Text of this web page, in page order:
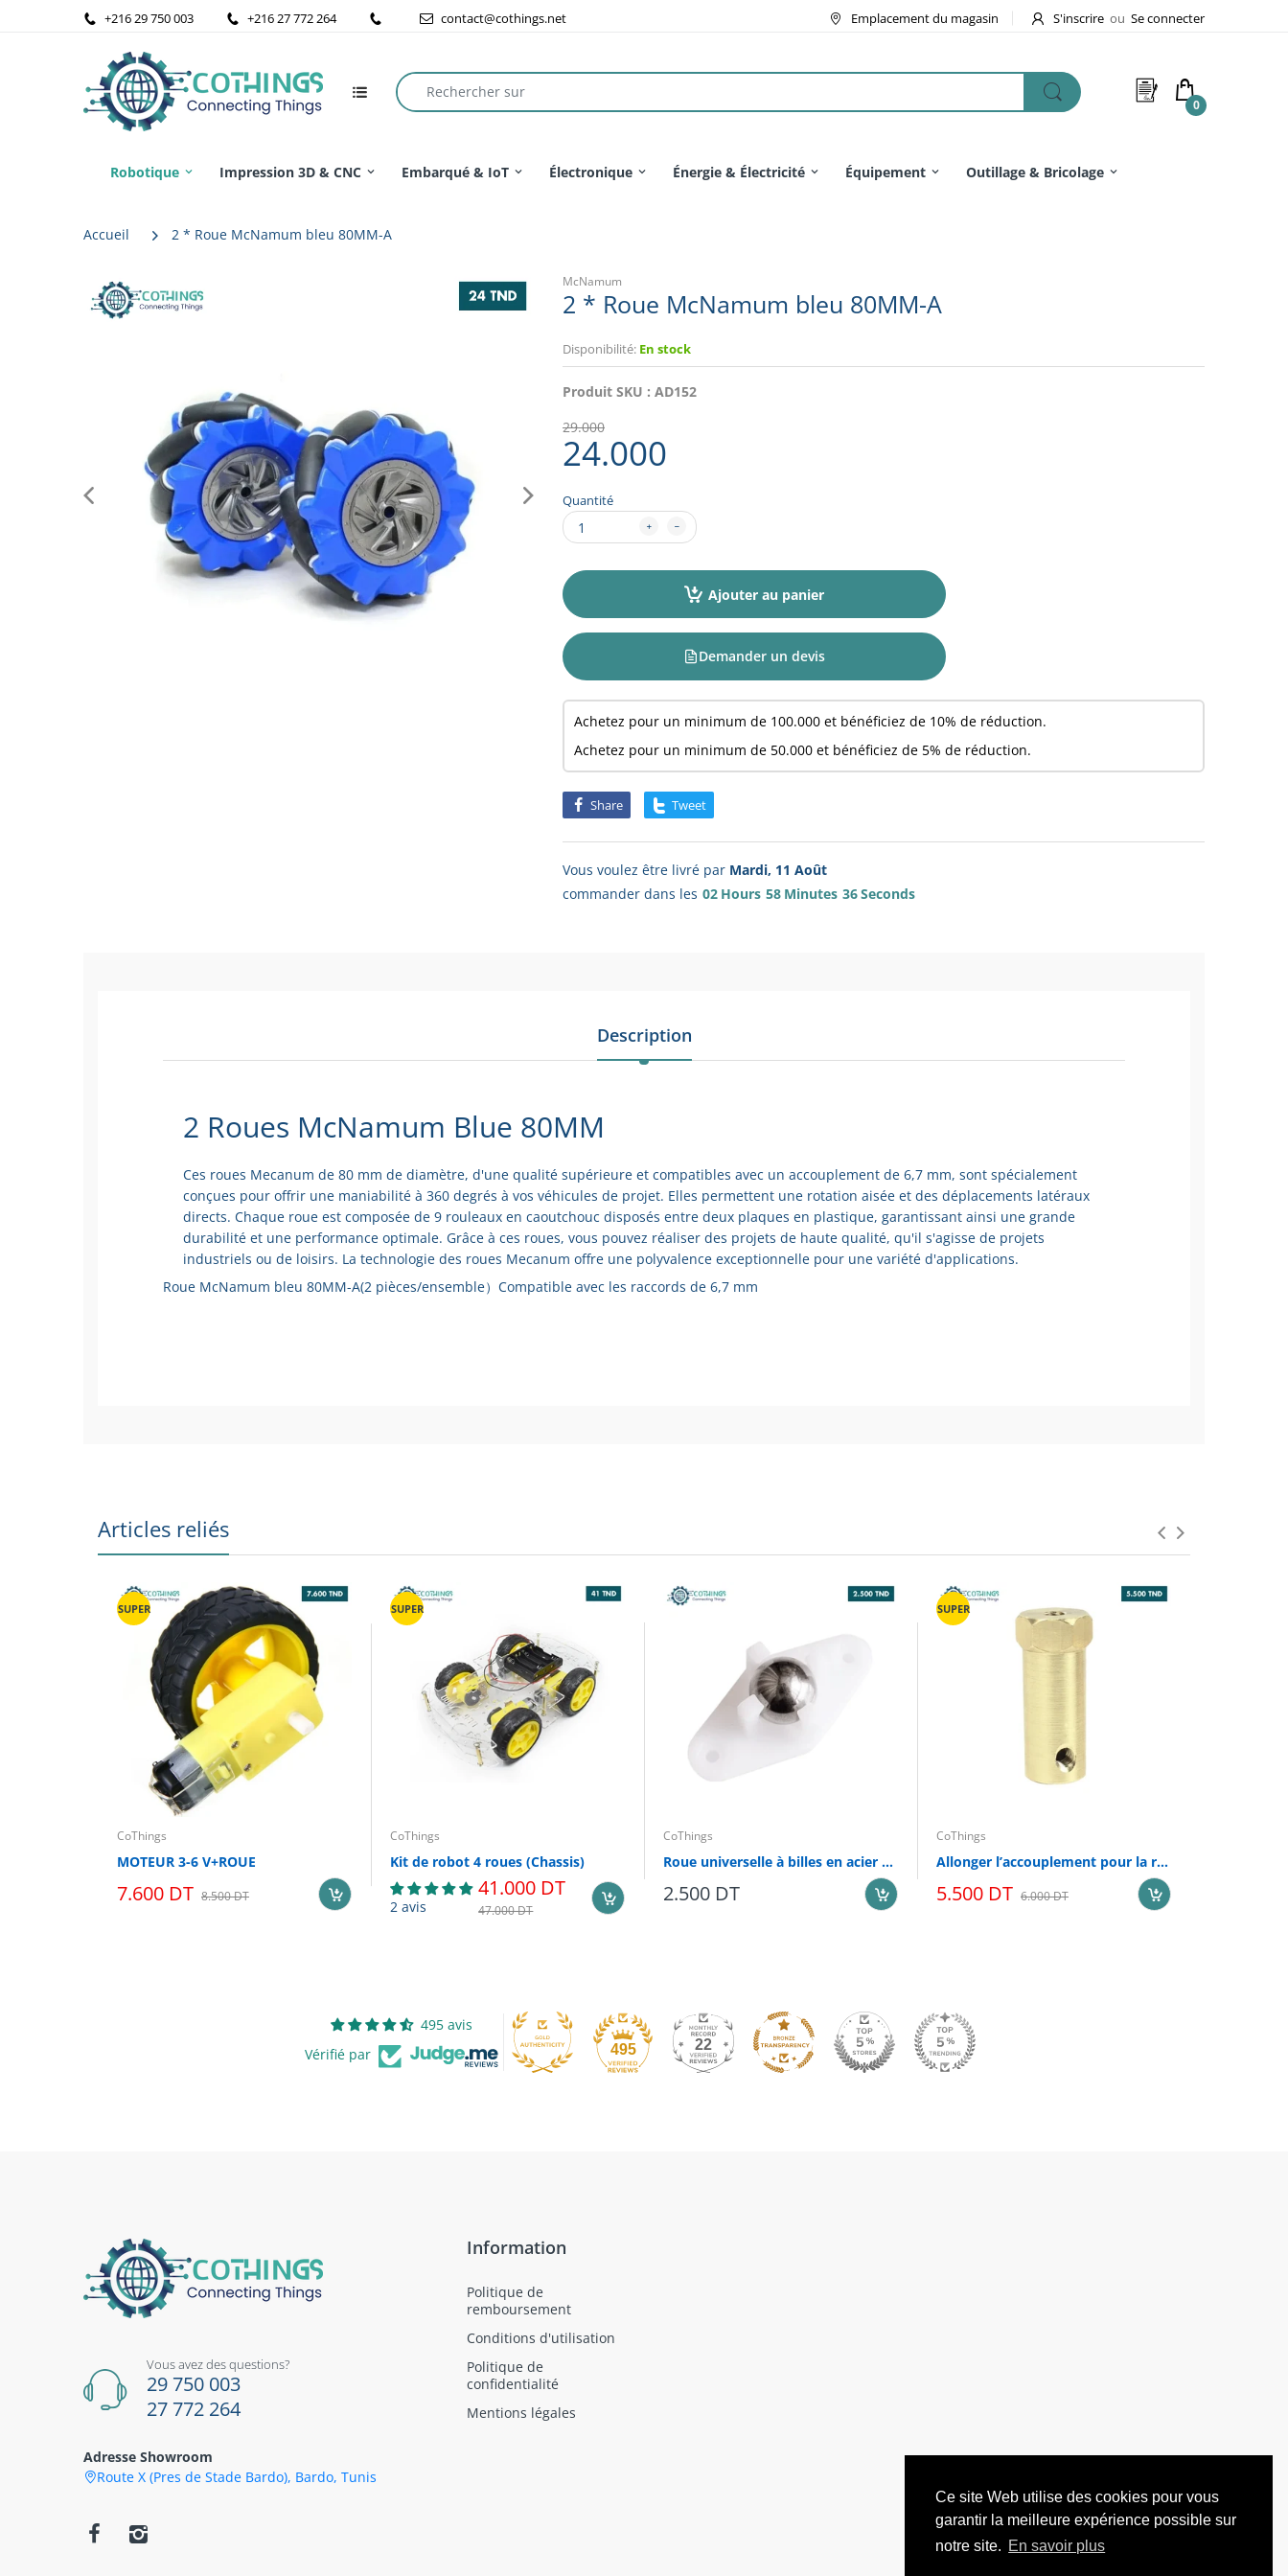
Ce site Web utilise des cookies pour vous
garantir la meilleure expérience possible sur
notre site. En savoir plus
+216 29 750 003 +216 27 772 264 contact@cothings.net Emplacement du magasin S'inscrire ou Se connecter
0
Robotique Impression 3D & CNC Embarqué & IoT Électronique Énergie & Électricité Équipement Outillage & Bricolage
Accueil 2 * Roue McNamum bleu 80MM-A
McNamum
2 * Roue McNamum bleu 80MM-A
Disponibilité: En stock
Produit SKU : AD152
24.000
29.000
Quantité
Ajouter au panier
Demander un devis
Achetez pour un minimum de 100.000 et bénéficiez de 10% de réduction.
Achetez pour un minimum de 50.000 et bénéficiez de 5% de réduction.
Share Tweet
Vous voulez être livré par Mardi, 11 Août
commander dans les 02 Hours 58 Minutes 34Seconds
Description
2 Roues McNamum Blue 80MM
Ces roues Mecanum de 80 mm de diamètre, d'une qualité supérieure et compatibles avec un accouplement de 6,7 mm, sont spécialement
conçues pour offrir une maniabilité à 360 degrés à vos véhicules de projet. Elles permettent une rotation aisée et des déplacements latéraux
directs. Chaque roue est composée de 9 rouleaux en caoutchouc disposés entre deux plaques en plastique, garantissant ainsi une grande
durabilité et une performance optimale. Grâce à ces roues, vous pouvez réaliser des projets de haute qualité, qu'il s'agisse de projets
industriels ou de loisirs. La technologie des roues Mecanum offre une polyvalence exceptionnelle pour une variété d'applications.
Roue McNamum bleu 80MM-A(2 pièces/ensemble）Compatible avec les raccords de 6,7 mm
technologie des roues Mecanum offre une polyvalence exceptionnelle pour une variété d'applications.
Articles reliés
SUPER
CoThings
MOTEUR 3-6 V+ROUE
7.600 DT 8.500 DT
SUPER
CoThings
Kit de robot 4 roues (Chassis)
2 avis
41.000 DT
47.000 DT
CoThings
Roue universelle à billes en acier W420 pour voiture intelligente
2.500 DT
SUPER
CoThings
Allonger l’accouplement pour la roue de voiture intelligente du robot Longueur : 30 mm diamètre 6mm
5.500 DT 6.000 DT
495 avis
Vérifié par
495 22
Vous avez des questions?
29 750 003
27 772 264
Adresse Showroom
Route X (Pres de Stade Bardo), Bardo, Tunis
Information
Politique de
remboursement
Conditions d'utilisation
Politique de
confidentialité
Mentions légales